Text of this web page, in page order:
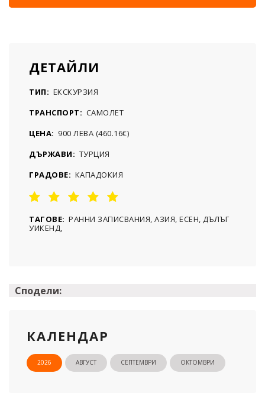
ДЕТАЙЛИ
ТИП: ЕКСКУРЗИЯ
ТРАНСПОРТ: САМОЛЕТ
ЦЕНА: 900 ЛЕВА (460.16€)
ДЪРЖАВИ: ТУРЦИЯ
ГРАДОВЕ: КАПАДОКИЯ
ТАГОВЕ: РАННИ ЗАПИСВАНИЯ, АЗИЯ, ЕСЕН, ДЪЛЪГ
УИКЕНД,
Сподели:
КАЛЕНДАР
2026 АВГУСТ СЕПТЕМВРИ ОКТОМВРИ